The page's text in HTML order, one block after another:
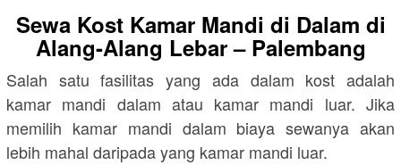
Sewa Kost Kamar Mandi di Dalam di
Alang-Alang Lebar – Palembang
Salah satu fasilitas yang ada dalam kost adalah
kamar mandi dalam atau kamar mandi luar. Jika
memilih kamar mandi dalam biaya sewanya akan
lebih mahal daripada yang kamar mandi luar.